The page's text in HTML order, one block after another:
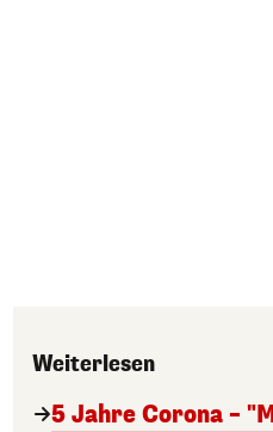
Weiterlesen
5 Jahre Corona –